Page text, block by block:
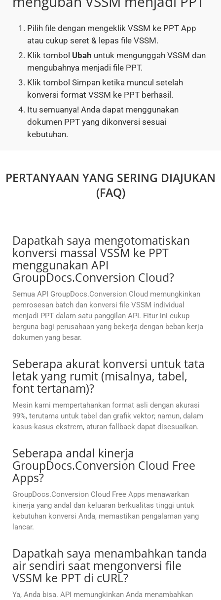
Pilih file dengan mengeklik VSSM ke PPT App
atau cukup seret & lepas file VSSM.
Klik tombol Ubah untuk mengunggah VSSM dan
mengubahnya menjadi file PPT.
Klik tombol Simpan ketika muncul setelah
konversi format VSSM ke PPT berhasil.
Itu semuanya! Anda dapat menggunakan
dokumen PPT yang dikonversi sesuai
kebutuhan.
PERTANYAAN YANG SERING DIAJUKAN
(FAQ)
Dapatkah saya mengotomatiskan
konversi massal VSSM ke PPT
menggunakan API
GroupDocs.Conversion Cloud?
Semua API GroupDocs.Conversion Cloud memungkinkan
pemrosesan batch dan konversi file VSSM individual
menjadi PPT dalam satu panggilan API. Fitur ini cukup
berguna bagi perusahaan yang bekerja dengan beban kerja
dokumen yang besar.
Seberapa akurat konversi untuk tata
letak yang rumit (misalnya, tabel,
font tertanam)?
Mesin kami mempertahankan format asli dengan akurasi
99%, terutama untuk tabel dan grafik vektor; namun, dalam
kasus-kasus ekstrem, aturan fallback dapat disesuaikan.
Seberapa andal kinerja
GroupDocs.Conversion Cloud Free
Apps?
GroupDocs.Conversion Cloud Free Apps menawarkan
kinerja yang andal dan keluaran berkualitas tinggi untuk
kebutuhan konversi Anda, memastikan pengalaman yang
lancar.
Dapatkah saya menambahkan tanda
air sendiri saat mengonversi file
VSSM ke PPT di cURL?
Ya, Anda bisa. API memungkinkan Anda menambahkan